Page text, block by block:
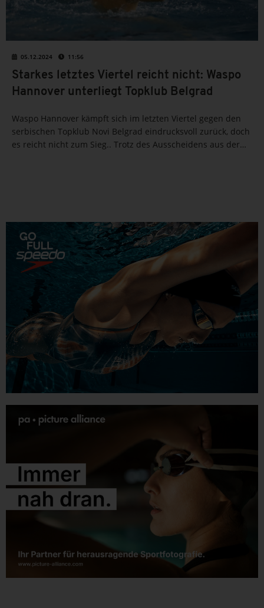
05.12.2024 11:56
Starkes letztes Viertel reicht nicht: Waspo
Hannover unterliegt Topklub Belgrad
Waspo Hannover kämpft sich im letzten Viertel gegen den
serbischen Topklub Novi Belgrad eindrucksvoll zurück, doch
es reicht nicht zum Sieg.. Trotz des Ausscheidens aus der